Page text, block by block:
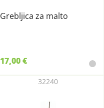
Grebljica za malto
17,00 €
32240